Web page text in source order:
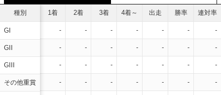
種別
GI
GII
GIII
その他重賞
1着 2着 3着 4着～ 出走 勝率 連対率
- - - - - - -
- - - - - - -
- - - - - - -
- - - - - - -